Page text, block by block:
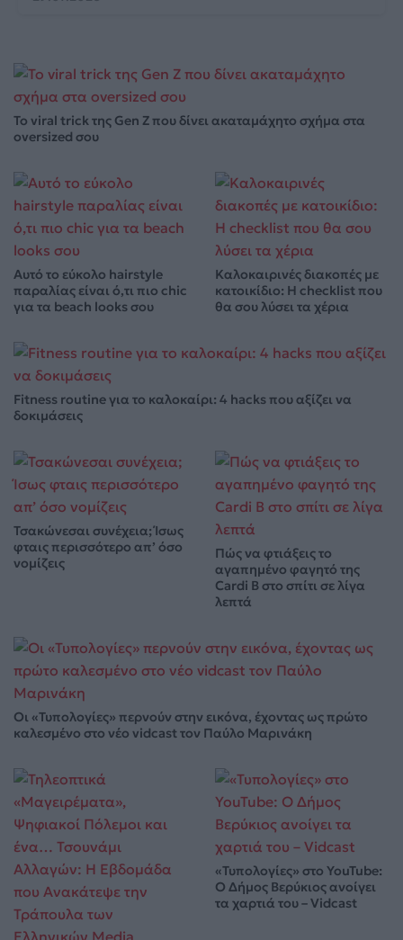
Το viral trick της Gen Z που δίνει ακαταμάχητο σχήμα στα
oversized σου
Αυτό το εύκολο hairstyle
παραλίας είναι ό,τι πιο chic
για τα beach looks σου
Καλοκαιρινές διακοπές με
κατοικίδιο: Η checklist που
θα σου λύσει τα χέρια
Fitness routine για το καλοκαίρι: 4 hacks που αξίζει να
δοκιμάσεις
Τσακώνεσαι συνέχεια; Ίσως
φταις περισσότερο απ’ όσο
νομίζεις
Πώς να φτιάξεις το
αγαπημένο φαγητό της
Cardi B στο σπίτι σε λίγα
λεπτά
Οι «Τυπολογίες» περνούν στην εικόνα, έχοντας ως πρώτο
καλεσμένο στο νέο vidcast τον Παύλο Μαρινάκη
«Τυπολογίες» στο YouTube:
Ο Δήμος Βερύκιος ανοίγει
τα χαρτιά του – Vidcast